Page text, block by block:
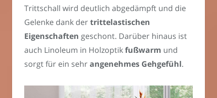
Trittschall wird deutlich abgedämpft und die
Gelenke dank dertrittelastischen
Eigenschaften geschont. Darüber hinaus ist
auch Linoleum in Holzoptikfußwarm und
sorgt für ein sehrangenehmes Gehgefühl.